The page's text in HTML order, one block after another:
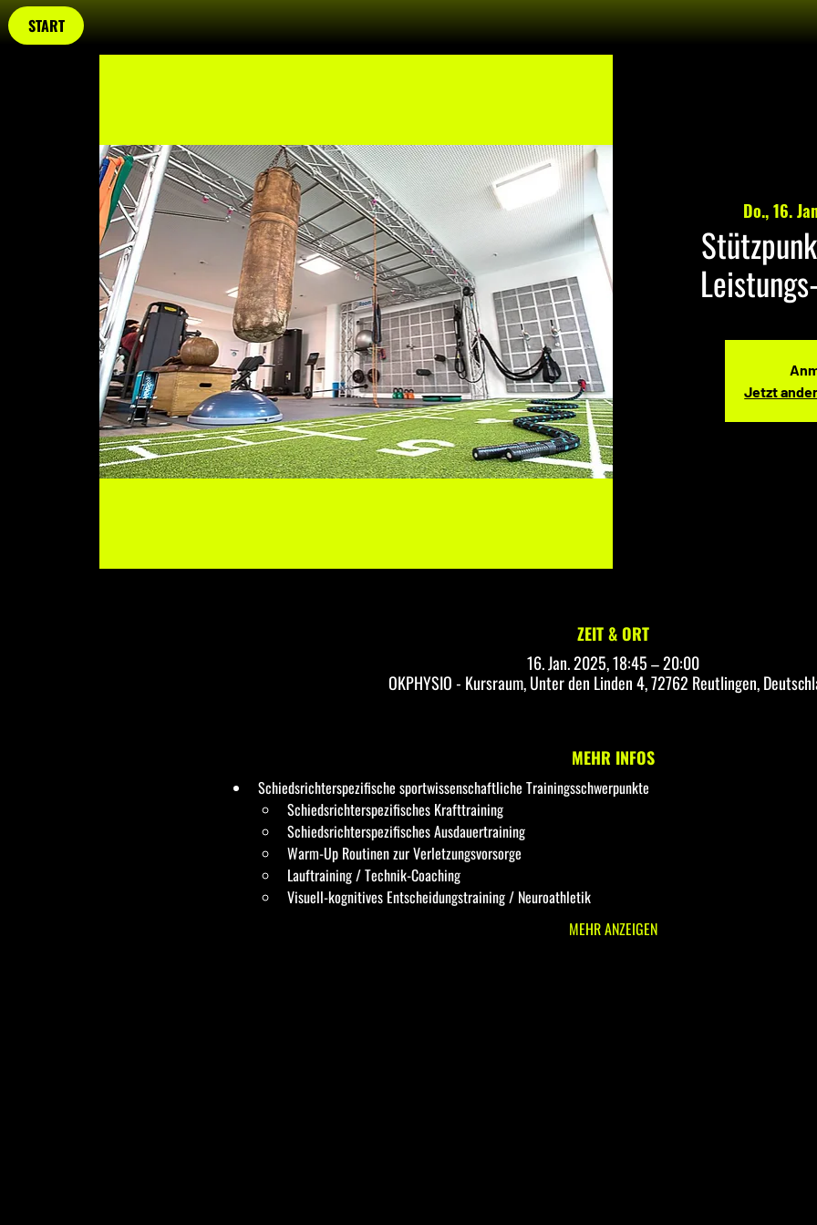
START
Do., 16.
Jetzt
ZEIT & ORT
16. Jan. 2025, 18:45 – 20:00
OKPHYSIO - Kursraum, Unter den Linden 4, 72762 Reutlingen,
MEHR INFOS
Schiedsrichterspezifische sportwissenschaftliche Trainingsschwerpunkte
Schiedsrichterspezifisches Krafttraining
Schiedsrichterspezifisches Ausdauertraining
Warm-Up Routinen zur Verletzungsvorsorge
Lauftraining / Technik-Coaching
Visuell-kognitives Entscheidungstraining / Neuroathletik
MEHR ANZEIGEN